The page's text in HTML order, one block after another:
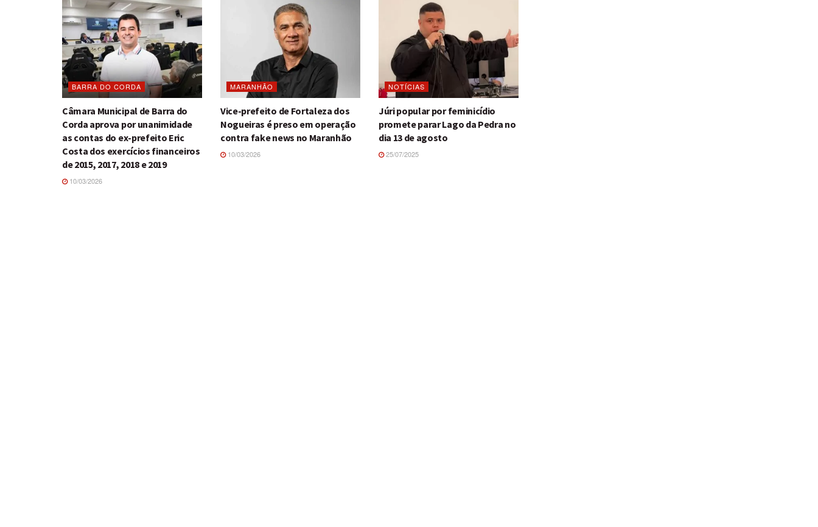
BARRA DO CORDA
Câmara Municipal de Barra do
Corda aprova por unanimidade
as contas do ex-prefeito Eric
Costa dos exercícios financeiros
de 2015, 2017, 2018 e 2019
10/03/2026
MARANHÃO
Vice-prefeito de Fortaleza dos
Nogueiras é preso em operação
contra fake news no Maranhão
10/03/2026
NOTÍCIAS
Júri popular por feminicídio
promete parar Lago da Pedra no
dia 13 de agosto
25/07/2025